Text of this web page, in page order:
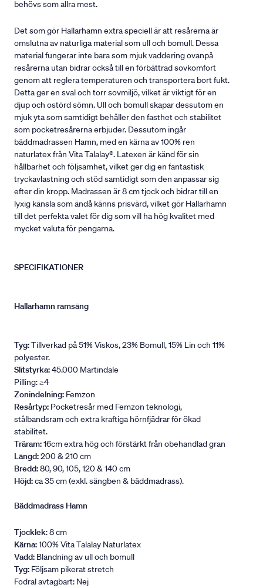
behövs som allra mest.
Det som gör Hallarhamn extra speciell är att resårerna är
omslutna av naturliga material som ull och bomull. Dessa
material fungerar inte bara som mjuk vaddering ovanpå
resårerna utan bidrar också till en förbättrad sovkomfort
genom att reglera temperaturen och transportera bort fukt.
Detta ger en sval och torr sovmiljö, vilket är viktigt för en
djup och ostörd sömn. Ull och bomull skapar dessutom en
mjuk yta som samtidigt behåller den fasthet och stabilitet
som pocketresårerna erbjuder. Dessutom ingår
bäddmadrassen Hamn, med en kärna av 100% ren
naturlatex från Vita Talalay®. Latexen är känd för sin
hållbarhet och följsamhet, vilket ger dig en fantastisk
tryckavlastning och stöd samtidigt som den anpassar sig
efter din kropp. Madrassen är 8 cm tjock och bidrar till en
lyxig känsla som ändå känns prisvärd, vilket gör Hallarhamn
till det perfekta valet för dig som vill ha hög kvalitet med
mycket valuta för pengarna.
SPECIFIKATIONER
Hallarhamn ramsäng
Tyg:Tillverkad på 51% Viskos, 23% Bomull, 15% Lin och 11%
polyester.
Slitstyrka:45.000 Martindale
Pilling: ≥4
Zonindelning: Femzon
Resårtyp: Pocketresår med Femzon teknologi,
stålbandsram och extra kraftiga hörnfjädrar för ökad
stabilitet.
Träram:16cm extra hög och förstärkt från obehandlad gran
Längd:200 & 210 cm
Bredd:80, 90, 105, 120 & 140 cm
Höjd:ca 35 cm (exkl. sängben & bäddmadrass).
Bäddmadrass Hamn
Tjocklek: 8 cm
Kärna:100% Vita Talalay Naturlatex
Vadd: Blandning av ull och bomull
Tyg: Följsam pikerat stretch
Fodral avtagbart: Nej